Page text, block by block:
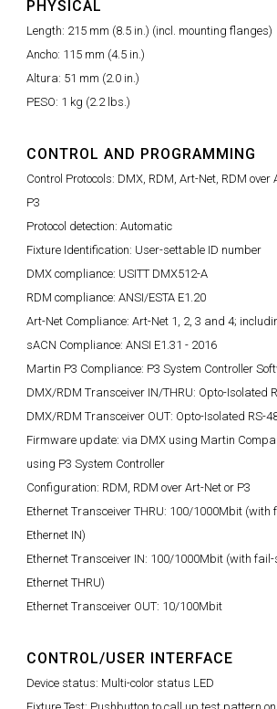
PHYSICAL
Length: 215 mm (8.5 in.) (incl. mounting flanges)
Ancho: 115 mm (4.5 in.)
Altura: 51 mm (2.0 in.)
PESO: 1 kg (2.2 lbs.)
CONTROL AND PROGRAMMING
Control Protocols: DMX, RDM, Art-Net, RDM
P3
Protocol detection: Automatic
Fixture Identification: User-settable ID number
DMX compliance: USITT DMX512-A
RDM compliance: ANSI/ESTA E1.20
Art-Net Compliance: Art-Net 1, 2, 3 and 4;
sACN Compliance: ANSI E1.31 - 2016
Martin P3 Compliance: P3 System Controller
DMX/RDM Transceiver IN/THRU: Opto-Isolated
DMX/RDM Transceiver OUT: Opto-Isolated RS-
Firmware update: via DMX using Martin
using P3 System Controller
Configuration: RDM, RDM over Art-Net or P3
Ethernet Transceiver THRU: 100/1000Mbit
Ethernet IN)
Ethernet Transceiver IN: 100/1000Mbit (with
Ethernet THRU)
Ethernet Transceiver OUT: 10/100Mbit
CONTROL/USER INTERFACE
Device status: Multi-color status LED